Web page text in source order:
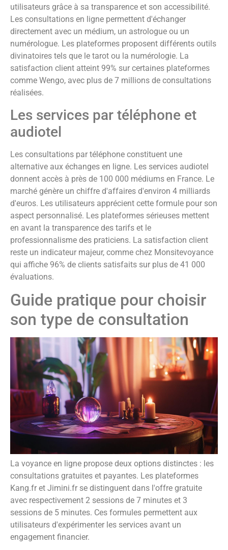
utilisateurs grâce à sa transparence et son accessibilité.
Les consultations en ligne permettent d'échanger
directement avec un médium, un astrologue ou un
numérologue. Les plateformes proposent différents outils
divinatoires tels que le tarot ou la numérologie. La
satisfaction client atteint 99% sur certaines plateformes
comme Wengo, avec plus de 7 millions de consultations
réalisées.
Les services par téléphone et
audiotel
Les consultations par téléphone constituent une
alternative aux échanges en ligne. Les services audiotel
donnent accès à près de 100 000 médiums en France. Le
marché génère un chiffre d'affaires d'environ 4 milliards
d'euros. Les utilisateurs apprécient cette formule pour son
aspect personnalisé. Les plateformes sérieuses mettent
en avant la transparence des tarifs et le
professionnalisme des praticiens. La satisfaction client
reste un indicateur majeur, comme chez Monsitevoyance
qui affiche 96% de clients satisfaits sur plus de 41 000
évaluations.
Guide pratique pour choisir
son type de consultation
La voyance en ligne propose deux options distinctes : les
consultations gratuites et payantes. Les plateformes
Kang.fr et Jimini.fr se distinguent dans l'offre gratuite
avec respectivement 2 sessions de 7 minutes et 3
sessions de 5 minutes. Ces formules permettent aux
utilisateurs d'expérimenter les services avant un
engagement financier.